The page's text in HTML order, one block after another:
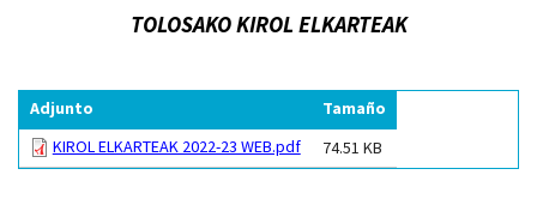
TOLOSAKO KIROL ELKARTEAK
Adjunto
Tamaño
KIROL ELKARTEAK 2022-23 WEB.pdf
74.51 KB